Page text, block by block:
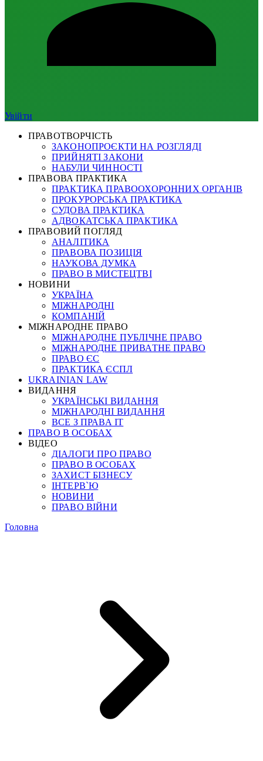
Увійти
ПРАВОТВОРЧІСТЬ
ЗАКОНОПРОЄКТИ НА РОЗГЛЯДІ
ПРИЙНЯТІ ЗАКОНИ
НАБУЛИ ЧИННОСТІ
ПРАВОВА ПРАКТИКА
ПРАКТИКА ПРАВООХОРОННИХ ОРГАНІВ
ПРОКУРОРСЬКА ПРАКТИКА
СУДОВА ПРАКТИКА
АДВОКАТСЬКА ПРАКТИКА
ПРАВОВИЙ ПОГЛЯД
АНАЛІТИКА
ПРАВОВА ПОЗИЦІЯ
НАУКОВА ДУМКА
ПРАВО В МИСТЕЦТВІ
НОВИНИ
УКРАЇНА
МІЖНАРОДНІ
КОМПАНІЙ
МІЖНАРОДНЕ ПРАВО
МІЖНАРОДНЕ ПУБЛІЧНЕ ПРАВО
МІЖНАРОДНЕ ПРИВАТНЕ ПРАВО
ПРАВО ЄС
ПРАКТИКА ЄСПЛ
UKRAINIAN LAW
ВИДАННЯ
УКРАЇНСЬКІ ВИДАННЯ
МІЖНАРОДНІ ВИДАННЯ
ВСЕ З ПРАВА ІТ
ПРАВО В ОСОБАХ
ВІДЕО
ДІАЛОГИ ПРО ПРАВО
ПРАВО В ОСОБАХ
ЗАХИСТ БІЗНЕСУ
ІНТЕРВ`Ю
НОВИНИ
ПРАВО ВІЙНИ
Головна